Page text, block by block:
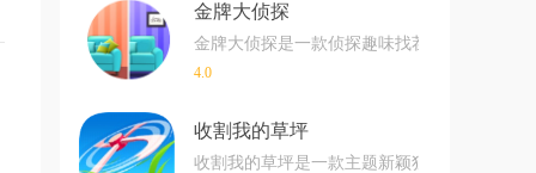
金牌大侦探
金牌大侦探是一款侦探趣味找茬玩法的游戏
4.0
收割我的草坪
收割我的草坪是一款主题新颖独特的超解压